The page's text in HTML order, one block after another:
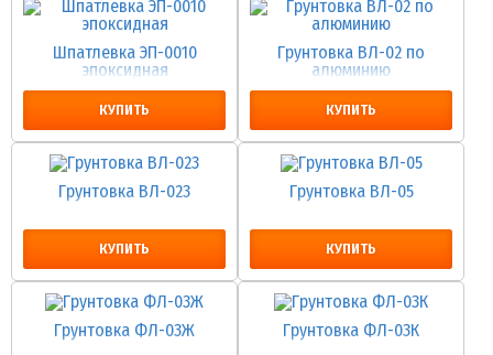
Шпатлевка ЭП-0010
эпоксидная
КУПИТЬ
Грунтовка ВЛ-02 по
алюминию
КУПИТЬ
Грунтовка ВЛ-023
КУПИТЬ
Грунтовка ВЛ-05
КУПИТЬ
Грунтовка ФЛ-03Ж Грунтовка ФЛ-03К